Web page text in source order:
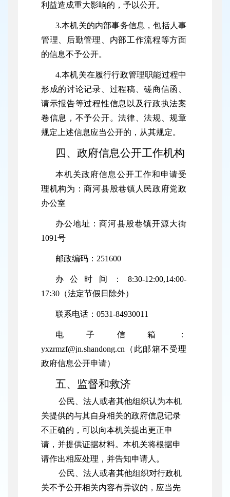
利益造成重大影响的，予以公开。
3.本机关的内部事务信息，包括人事
管理、后勤管理、内部工作流程等方面
的信息不予公开。
4.本机关在履行行政管理职能过程中
形成的讨论记录、过程稿、磋商信函、
请示报告等过程性信息以及行政执法案
卷信息，不予公开。法律、法规、规章
规定上述信息应当公开的，从其规定。
四、政府信息公开工作机构
本机关政府信息公开工作和申请受
理机构为：商河县殷巷镇人民政府党政
办公室
办公地址：商河县殷巷镇开源大街
1091号
邮政编码：251600
办公时间：8:30-12:00,14:00-
17:30（法定节假日除外）
联系电话：0531-84930011
电子信箱：
yxzrmzf@jn.shandong.cn（此邮箱不受理
政府信息公开申请）
五、监督和救济
公民、法人或者其他组织认为本机
关提供的与其自身相关的政府信息记录
不正确的，可以向本机关提出更正申
请，并提供证据材料。本机关将根据申
请作出相应处理，并告知申请人。
公民、法人或者其他组织对行政机
关不予公开相关内容有异议的，应当先